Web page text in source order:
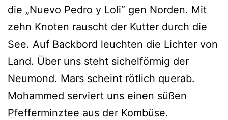
die „Nuevo Pedro y Loli“ gen Norden. Mit
zehn Knoten rauscht der Kutter durch die
See. Auf Backbord leuchten die Lichter von
Land. Über uns steht sichelförmig der
Neumond. Mars scheint rötlich querab.
Mohammed serviert uns einen süßen
Pfefferminztee aus der Kombüse.